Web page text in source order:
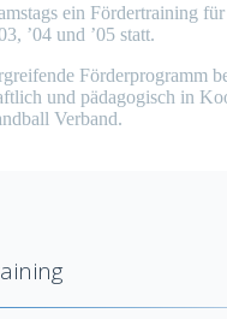
ein Fördertraining
’04 und ’05 statt.
Förderprogramm
und pädagogisch in
Verband.